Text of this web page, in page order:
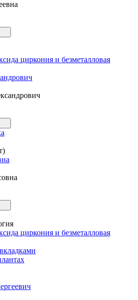
циркония и безметалловая
циркония и безметалловая